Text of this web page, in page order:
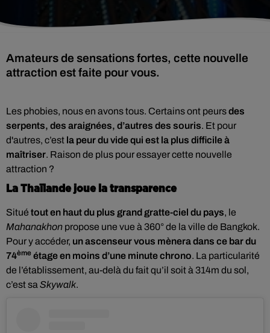
Amateurs de sensations fortes, cette nouvelle
attraction est faite pour vous.
Les phobies, nous en avons tous. Certains ont peursdes
serpents, des araignées, d’autres des souris. Et pour
d'autres, c’est la peur du vide qui est la plus difficile à
maîtriser. Raison de plus pour essayer cette nouvelle
attraction ?
La Thaïlande joue la transparence
Situé tout en haut du plus grand gratte-ciel du pays, le
Mahanakhon propose une vue à 360° de la ville de Bangkok.
Pour y accéder, un ascenseur vous mènera dans ce bar du
74ème étage en moins d’une minute chrono. La particularité
de l’établissement, au-delà du fait qu’il soit à 314m du sol,
c’est sa Skywalk.